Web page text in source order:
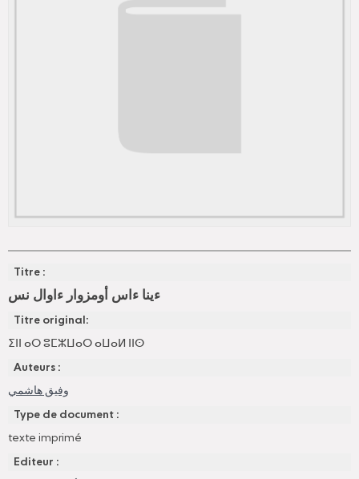
Titre :
ءينا ءاس أومزوار ءاوال نس
Titre original:
ⵉⵏⵏ ⴰⵔ ⵓⵎⵣⵡⴰⵔ ⴰⵡⴰⵍ ⵏⵏⵙ
Auteurs :
وفيق هاشمي
Type de document :
texte imprimé
Editeur :